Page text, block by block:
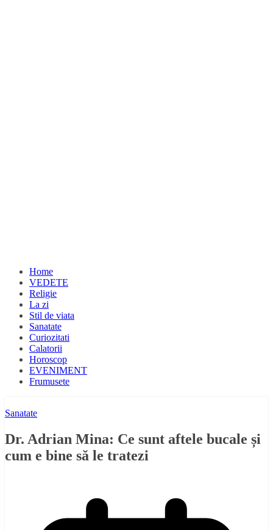
Home
VEDETE
Religie
La zi
Stil de viata
Sanatate
Curiozitati
Calatorii
Horoscop
EVENIMENT
Frumusete
Sanatate
Dr. Adrian Mina: Ce sunt aftele bucale și
cum e bine să le tratezi